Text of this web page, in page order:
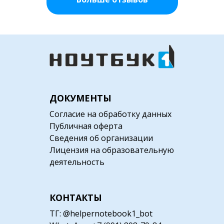
ДОКУМЕНТЫ
Согласие на обработку данных
Публичная оферта
Сведения об организации
Лицензия на образовательную
деятельность
КОНТАКТЫ
TГ: @helpernotebook1_bot